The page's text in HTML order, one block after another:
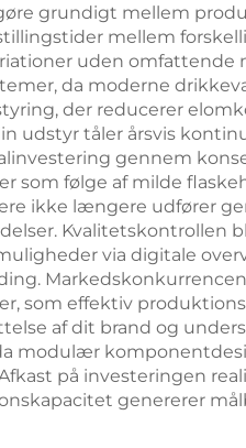
grundigt mellem
mellem
uden
da moderne
der reducerer
udstyr tåler årsvis
gennem
som følge af milde
ikke længere udfører
Kvalitetskontrollen
via digitale
som effektiv
af dit brand og
modulær
på investeringen
genererer